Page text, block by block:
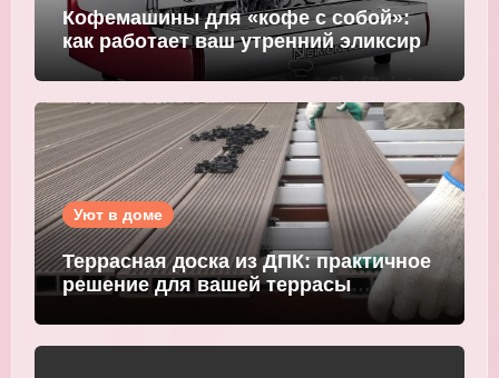
Кофемашины для «кофе с собой»:
как работает ваш утренний эликсир
Уют в доме
Террасная доска из ДПК: практичное
решение для вашей террасы